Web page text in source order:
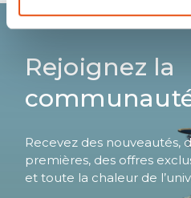
Rejoignez la
Recevez des nouveautés,
premières, des offres
et toute la chaleur de